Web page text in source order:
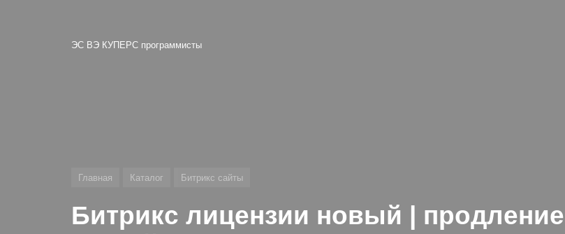
ЭС ВЭ КУПЕРС программисты
Главная Каталог Битрикс сайты
Битрикс лицензии новый | продление |